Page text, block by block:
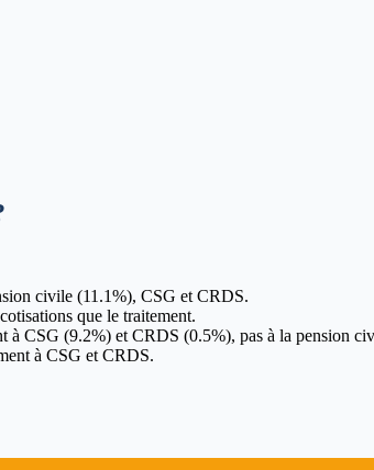
civile (11.1%), CSG et CRDS.
que le traitement.
à CSG (9.2%) et CRDS (0.5%), pas à la pension
à CSG et CRDS.